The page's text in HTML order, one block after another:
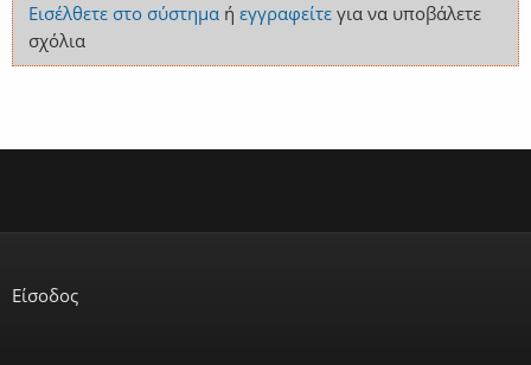
Εισέλθετε στο σύστημαή εγγραφείτεγια να υποβάλετε
σχόλια
Είσοδος